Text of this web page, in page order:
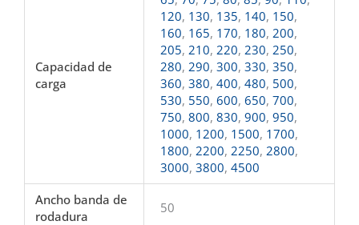
Capacidad de
carga
120, 130, 135, 140, 150,
160, 165, 170, 180, 200,
205, 210, 220, 230, 250,
280, 290, 300, 330, 350,
360, 380, 400, 480, 500,
530, 550, 600, 650, 700,
750, 800, 830, 900, 950,
1000, 1200, 1500, 1700,
1800, 2200, 2250, 2800,
3000, 3800, 4500
Ancho banda de
rodadura
50